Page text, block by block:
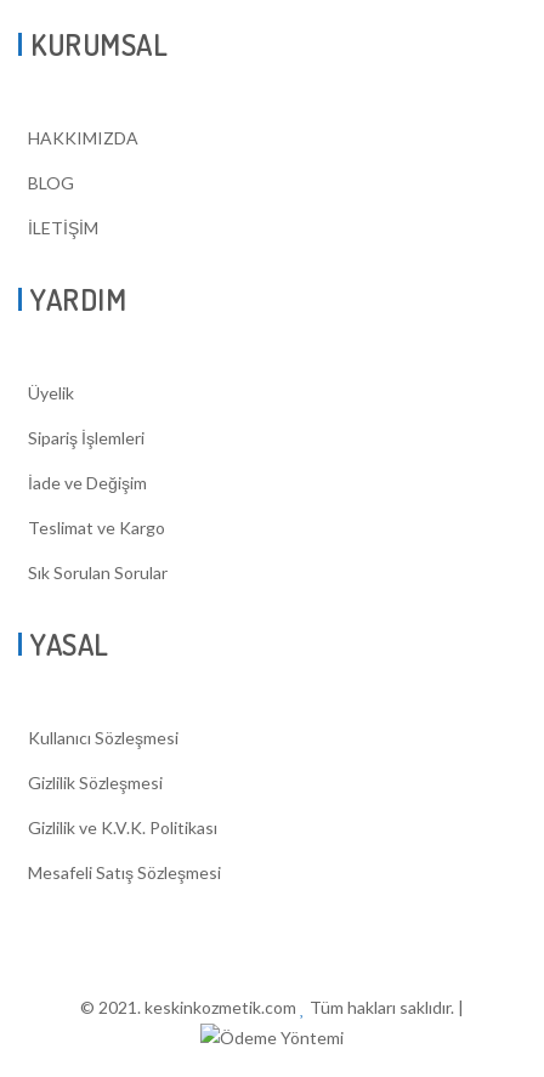
KURUMSAL
HAKKIMIZDA
BLOG
İLETİŞİM
YARDIM
Üyelik
Sipariş İşlemleri
İade ve Değişim
Teslimat ve Kargo
Sık Sorulan Sorular
YASAL
Kullanıcı Sözleşmesi
Gizlilik Sözleşmesi
Gizlilik ve K.V.K. Politikası
Mesafeli Satış Sözleşmesi
© 2021. keskinkozmetik.com Tüm hakları saklıdır. |